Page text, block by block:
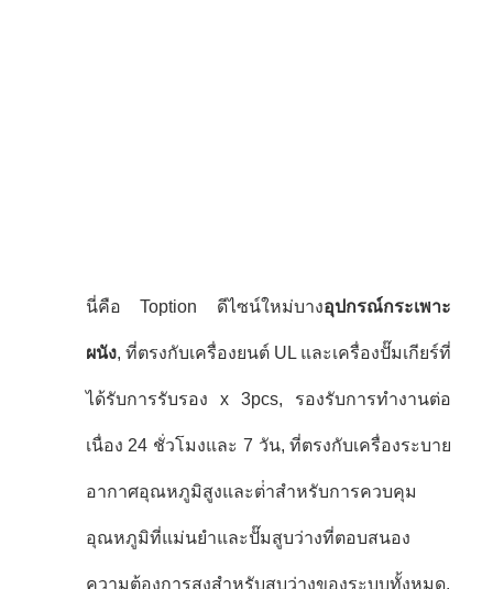
นี่คือ Toption ดีไซน์ใหม่บางอุปกรณ์กระเพาะ
ผนัง, ที่ตรงกับเครื่องยนต์ UL และเครื่องปั๊มเกียร์ที่
ได้รับการรับรอง x 3pcs, รองรับการทํางานต่อ
เนื่อง 24 ชั่วโมงและ 7 วัน, ที่ตรงกับเครื่องระบาย
อากาศอุณหภูมิสูงและต่ําสําหรับการควบคุม
อุณหภูมิที่แม่นยําและปั๊มสูบว่างที่ตอบสนอง
ความต้องการสูงสําหรับสูบว่างของระบบทั้งหมด.